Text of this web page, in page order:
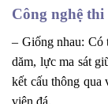
Công nghệ thi
– Giống nhau: Có
dăm, lực ma sát
kết cấu thông qua